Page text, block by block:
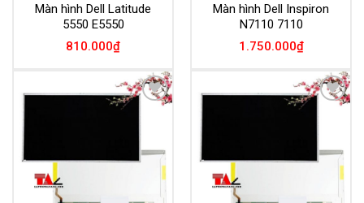
Màn hình Dell Latitude
5550 E5550
810.000₫
Màn hình Dell Inspiron
N7110 7110
1.750.000₫